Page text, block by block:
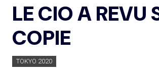
LE CIO A REVU
COPIE
TOKYO 2020